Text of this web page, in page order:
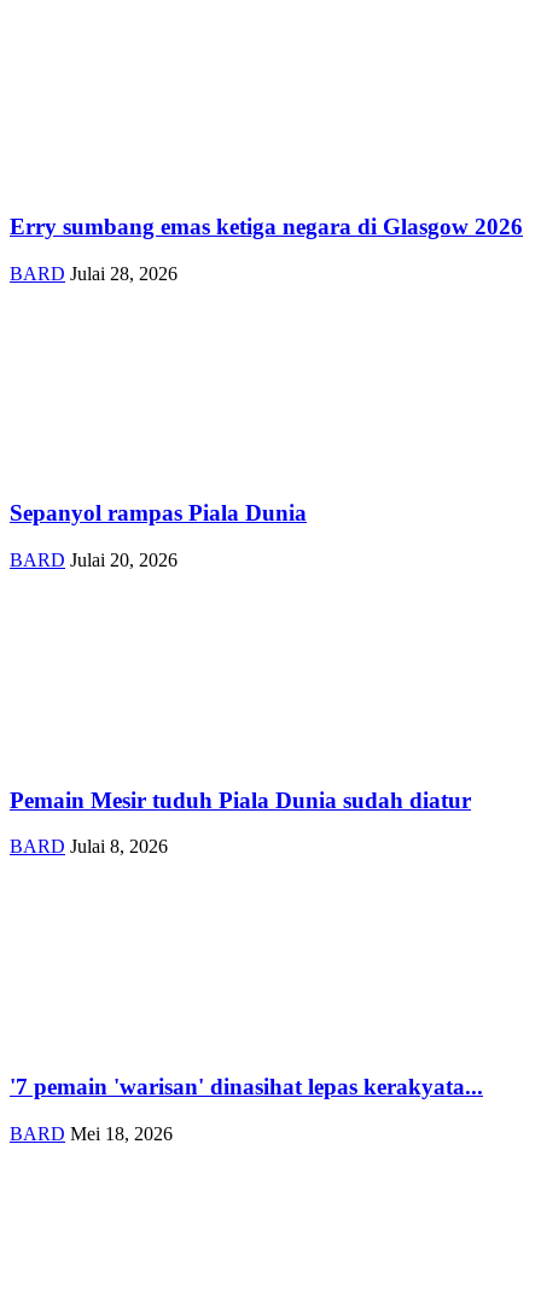
Erry sumbang emas ketiga negara di Glasgow 2026
BARD Julai 28, 2026
Sepanyol rampas Piala Dunia
BARD Julai 20, 2026
Pemain Mesir tuduh Piala Dunia sudah diatur
BARD Julai 8, 2026
'7 pemain 'warisan' dinasihat lepas kerakyata...
BARD Mei 18, 2026